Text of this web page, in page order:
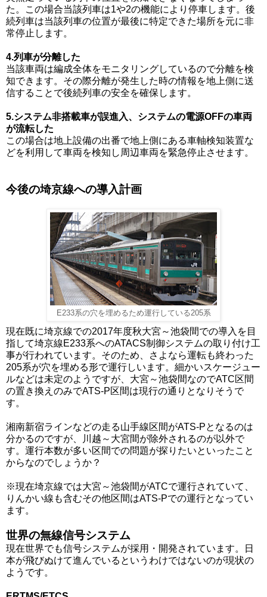
た。この場合当該列車は1や2の機能により停車します。後
続列車は当該列車の位置が最後に特定できた場所を元に非
常停止します。
4.列車が分離した
当該車両は編成全体をモニタリングしているので分離を検
知できます。その際分離が発生した時の情報を地上側に送
信することで後続列車の安全を確保します。
5.システム非搭載車が誤進入、システムの電源OFFの車両
が流転した
この場合は地上設備の出番で地上側にある車軸検知装置な
どを利用して車両を検知し周辺車両を緊急停止させます。
今後の埼京線への導入計画
E233系の穴を埋めるため運行している205系
現在既に埼京線での2017年度秋大宮～池袋間での導入を目
指して埼京線E233系へのATACS制御システムの取り付け工
事が行われています。そのため、さよなら運転も終わった
205系が穴を埋める形で運行しいます。細かいスケージュー
ルなどは未定のようですが、大宮～池袋間なのでATC区間
の置き換えのみでATS-P区間は現行の通りとなりそうで
す。
湘南新宿ラインなどの走る山手線区間がATS-Pとなるのは
分かるのですが、川越～大宮間が除外されるのが以外で
す。運行本数が多い区間での問題が探りたいといったこと
からなのでしょうか？
※現在埼京線では大宮～池袋間がATCで運行されていて、
りんかい線も含むその他区間はATS-Pでの運行となってい
ます。
世界の無線信号システム
現在世界でも信号システムが採用・開発されています。日
本が飛びぬけて進んでいるというわけではないのが現状の
ようです。